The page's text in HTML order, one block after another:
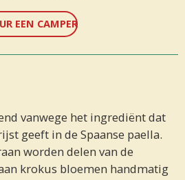
EEN CAMPER
vanwege het ingrediënt dat
geeft in de Spaanse paella.
worden delen van de
krokus bloemen handmatig